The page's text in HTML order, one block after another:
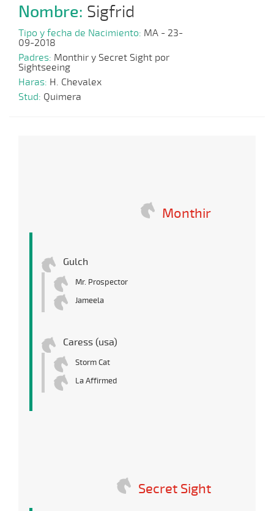
Nombre: Sigfrid
Tipo y fecha de Nacimiento: MA - 23-
09-2018
Padres: Monthir y Secret Sight por
Sightseeing
Haras: H. Chevalex
Stud: Quimera
Monthir
Gulch
Mr. Prospector
Jameela
Caress (usa)
Storm Cat
La Affirmed
Secret Sight